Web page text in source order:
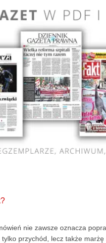
nie zawsze oznacza
przychód, lecz także